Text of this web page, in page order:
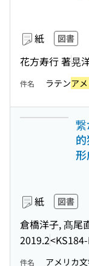
紙 図書
花方寿行 著晃
件名 ラテンア
紙 図書
倉橋洋子, 髙尾
2019.2
件名 アメリカ